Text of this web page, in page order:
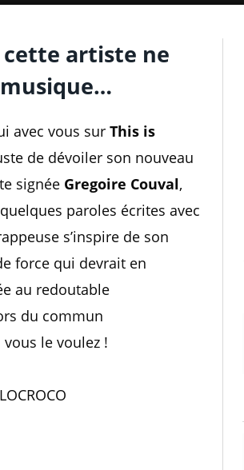
cette artiste ne
musique…
avec vous sur This is
de dévoiler son nouveau
signée Gregoire Couval,
paroles écrites avec
s’inspire de son
force qui devrait en
au redoutable
du commun
le voulez !